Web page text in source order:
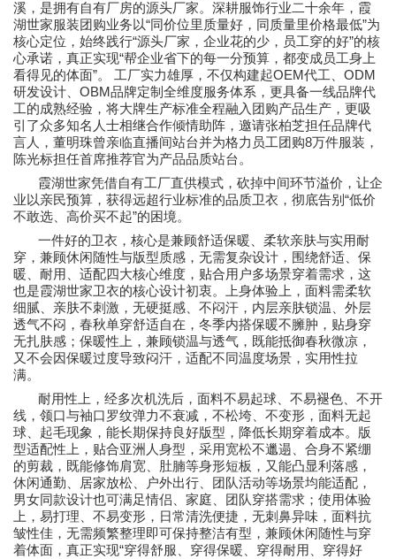
溪，是拥有自有厂房的源头厂家。深耕服饰行业二十余年，霞
湖世家服装团购业务以“同价位里质量好，同质量里价格最低”为
核心定位，始终践行“源头厂家，企业花的少，员工穿的好”的核
心承诺，真正实现“帮企业省下的每一分预算，都变成员工身上
看得见的体面”。 工厂实力雄厚，不仅构建起OEM代工、 ODM
研发设计、 OBM品牌定制全维度服务体系，更具备一线品牌代
工的成熟经验，将大牌生产标准全程融入团购产品生产，更吸
引了众多知名人士相继合作倾情助阵，邀请张柏芝担任品牌代
言人，董明珠曾亲临直播间站台并为格力员工团购8万件服装，
陈光标担任首席推荐官为产品品质站台。
霞湖世家凭借自有工厂直供模式，砍掉中间环节溢价，让企
业以亲民预算，获得远超行业标准的品质卫衣，彻底告别 “低价
不敢选、高价买不起”的困境。
一件好的卫衣，核心是兼顾舒适保暖、柔软亲肤与实用耐
穿，兼顾休闲随性与版型质感，无需复杂设计，围绕舒适、保
暖、耐用、适配四大核心维度，贴合用户多场景穿着需求，这
也是霞湖世家卫衣的核心设计初衷。上身体验上，面料需柔软
细腻、亲肤不刺激，无硬挺感、不闷汗，内层亲肤锁温、外层
透气不闷，春秋单穿舒适自在，冬季内搭保暖不臃肿，贴身穿
无扎肤感；保暖性上，兼顾锁温与透气，既能抵御春秋微凉，
又不会因保暖过度导致闷汗，适配不同温度场景，实用性拉
满。
耐用性上，经多次机洗后，面料不易起球、不易褪色、不开
线，领口与袖口罗纹弹力不衰减，不松垮、不变形，面料无起
球、起毛现象，能长期保持良好版型，降低长期穿着成本。版
型适配性上，贴合亚洲人身型，采用宽松不邋遢、合身不紧绷
的剪裁，既能修饰肩宽、肚腩等身形短板，又能凸显利落感，
休闲通勤、居家放松、户外出行、团队活动等场景均能适配，
男女同款设计也可满足情侣、家庭、团队穿搭需求；使用体验
上，易打理、不易变形，日常清洗便捷，无刺鼻异味，面料抗
皱性佳，无需频繁整理即可保持整洁有型，兼顾休闲随性与穿
着体面，真正实现“穿得舒服、穿得保暖、穿得耐用、穿得好